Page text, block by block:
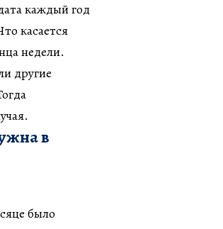
каждый год
касается
недели.
другие
в
было